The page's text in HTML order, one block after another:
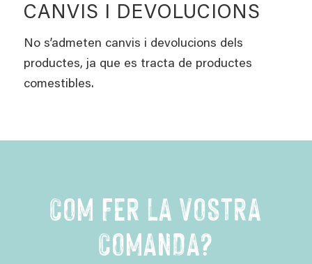
CANVIS I DEVOLUCIONS
No s’admeten canvis i devolucions dels
productes, ja que es tracta de productes
comestibles.
COM FER LA VOSTRA
COMANDA?